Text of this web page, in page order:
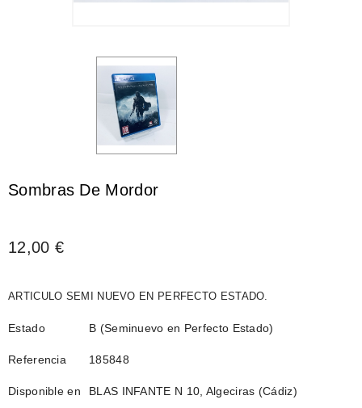
Sombras De Mordor
12,00 €
ARTICULO SEMI NUEVO EN PERFECTO ESTADO.
Estado B (Seminuevo en Perfecto Estado)
Referencia 185848
Disponible en BLAS INFANTE N 10, Algeciras (Cádiz)